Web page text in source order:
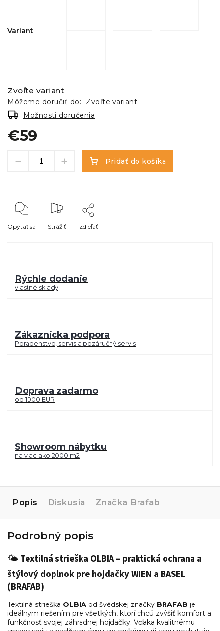
Variant
€59
Zvoľte variant
Môžeme doručiť do:
Zvoľte variant
Možnosti doručenia
Pridať do košíka
Opýtať sa Strážiť Zdieľať
Rýchle dodanie
vlastné sklady
Zákaznícka podpora
Poradenstvo, servis a pozáručný servis
Doprava zadarmo
od 1000 EUR
Showroom nábytku
na viac ako 2000 m2
Popis Diskusia Značka Brafab
Podrobný popis
🌤Textilná strieška OLBIA – praktická ochrana a
štýlový doplnok pre hojdačky WIEN a BASEL
(BRAFAB)
Textilná strieška OLBIA od švédskej značky BRAFAB je
ideálnym riešením pre všetkých, ktorí chcú zvýšiť komfort a
funkčnosť svojej záhradnej hojdačky. Vďaka kvalitnému